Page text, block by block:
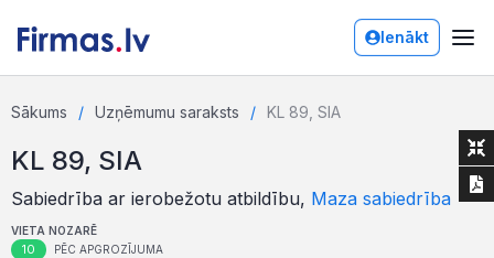
Ienākt
Sākums Uzņēmumu saraksts KL 89, SIA
KL 89, SIA
Sabiedrība ar ierobežotu atbildību, Maza sabiedrība
VIETA NOZARĒ
10 PĒC APGROZĪJUMA